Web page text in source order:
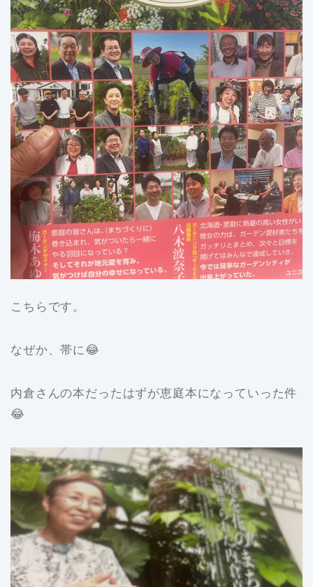
こちらです。
なぜか、帯に😂
内倉さんの本だったはずが恵庭本になっていった件
😂